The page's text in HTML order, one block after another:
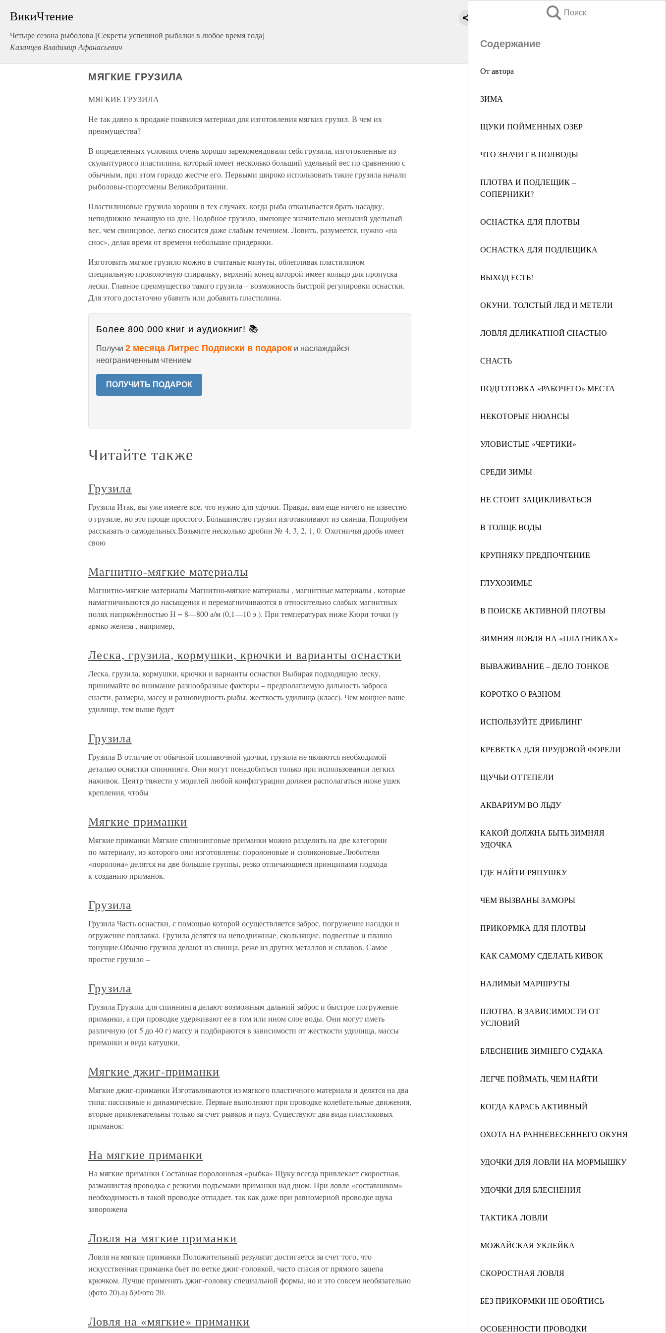
ВикиЧтение
Четыре сезона рыболова [Секреты успешной рыбалки в любое время года]
Казанцев Владимир Афанасьевич
Поиск
Содержание
От автора
ЗИМА
ЩУКИ ПОЙМЕННЫХ ОЗЕР
ЧТО ЗНАЧИТ В ПОЛВОДЫ
ПЛОТВА И ПОДЛЕЩИК –
СОПЕРНИКИ?
ОСНАСТКА ДЛЯ ПЛОТВЫ
ОСНАСТКА ДЛЯ ПОДЛЕЩИКА
ВЫХОД ЕСТЬ!
ОКУНИ. ТОЛСТЫЙ ЛЕД И МЕТЕЛИ
ЛОВЛЯ ДЕЛИКАТНОЙ СНАСТЬЮ
СНАСТЬ
ПОДГОТОВКА «РАБОЧЕГО» МЕСТА
НЕКОТОРЫЕ НЮАНСЫ
УЛОВИСТЫЕ «ЧЕРТИКИ»
СРЕДИ ЗИМЫ
НЕ СТОИТ ЗАЦИКЛИВАТЬСЯ
В ТОЛЩЕ ВОДЫ
КРУПНЯКУ ПРЕДПОЧТЕНИЕ
ГЛУХОЗИМЬЕ
В ПОИСКЕ АКТИВНОЙ ПЛОТВЫ
ЗИМНЯЯ ЛОВЛЯ НА «ПЛАТНИКАХ»
ВЫВАЖИВАНИЕ – ДЕЛО ТОНКОЕ
КОРОТКО О РАЗНОМ
ИСПОЛЬЗУЙТЕ ДРИБЛИНГ
КРЕВЕТКА ДЛЯ ПРУДОВОЙ ФОРЕЛИ
ЩУЧЬИ ОТТЕПЕЛИ
АКВАРИУМ ВО ЛЬДУ
КАКОЙ ДОЛЖНА БЫТЬ ЗИМНЯЯ
УДОЧКА
ГДЕ НАЙТИ РЯПУШКУ
ЧЕМ ВЫЗВАНЫ ЗАМОРЫ
ПРИКОРМКА ДЛЯ ПЛОТВЫ
КАК САМОМУ СДЕЛАТЬ КИВОК
НАЛИМЬИ МАРШРУТЫ
ПЛОТВА. В ЗАВИСИМОСТИ ОТ
УСЛОВИЙ
БЛЕСНЕНИЕ ЗИМНЕГО СУДАКА
ЛЕГЧЕ ПОЙМАТЬ, ЧЕМ НАЙТИ
КОГДА КАРАСЬ АКТИВНЫЙ
ОХОТА НА РАННЕВЕСЕННЕГО ОКУНЯ
УДОЧКИ ДЛЯ ЛОВЛИ НА МОРМЫШКУ
УДОЧКИ ДЛЯ БЛЕСНЕНИЯ
ТАКТИКА ЛОВЛИ
МОЖАЙСКАЯ УКЛЕЙКА
СКОРОСТНАЯ ЛОВЛЯ
БЕЗ ПРИКОРМКИ НЕ ОБОЙТИСЬ
ОСОБЕННОСТИ ПРОВОДКИ
МЯГКИЕ ГРУЗИЛА
МЯГКИЕ ГРУЗИЛА
Не так давно в продаже появился материал для изготовления мягких грузил. В чем их
преимущества?
В определенных условиях очень хорошо зарекомендовали себя грузила, изготовленные из
скульптурного пластилина, который имеет несколько больший удельный вес по сравнению с
обычным, при этом гораздо жестче его. Первыми широко использовать такие грузила начали
рыболовы-спортсмены Великобритании.
Пластилиновые грузила хороши в тех случаях, когда рыба отказывается брать насадку,
неподвижно лежащую на дне. Подобное грузило, имеющее значительно меньший удельный
вес, чем свинцовое, легко сносится даже слабым течением. Ловить, разумеется, нужно «на
снос», делая время от времени небольшие придержки.
Изготовить мягкое грузило можно в считаные минуты, облепливая пластилином
специальную проволочную спиральку, верхний конец которой имеет кольцо для пропуска
лески. Главное преимущество такого грузила – возможность быстрой регулировки оснастки.
Для этого достаточно убавить или добавить пластилина.
Более 800 000 книг и аудиокниг! 📚
Получи 2 месяца Литрес Подписки в подарок и наслаждайся
неограниченным чтением
ПОЛУЧИТЬ ПОДАРОК
Читайте также
Грузила
Грузила Итак, вы уже имеете все, что нужно для удочки. Правда, вам еще ничего не известно
о грузиле, но это проще простого. Большинство грузил изготавливают из свинца. Попробуем
рассказать о самодельных.Возьмите несколько дробин № 4, 3, 2, 1, 0. Охотничья дробь имеет
свою
Магнитно-мягкие материалы
Магнитно-мягкие материалы Магнитно-мягкие материалы , магнитные материалы , которые
намагничиваются до насыщения и перемагничиваются в относительно слабых магнитных
полях напряжённостью Н ~ 8—800 а/м (0,1—10 э ). При температурах ниже Кюри точки (у
армко-железа , например,
Леска, грузила, кормушки, крючки и варианты оснастки
Леска, грузила, кормушки, крючки и варианты оснастки Выбирая подходящую леску,
принимайте во внимание разнообразные факторы – предполагаемую дальность заброса
снасти, размеры, массу и разновидность рыбы, жесткость удилища (класс). Чем мощнее ваше
удилище, тем выше будет
Грузила
Грузила В отличие от обычной поплавочной удочки, грузила не являются необходимой
деталью оснастки спиннинга. Они могут понадобиться только при использовании легких
наживок. Центр тяжести у моделей любой конфигурации должен располагаться ниже ушек
крепления, чтобы
Мягкие приманки
Мягкие приманки Мягкие спиннинговые приманки можно разделить на две категории
по материалу, из которого они изготовлены: поролоновые и силиконовые.Любители
«поролона» делятся на две большие группы, резко отличающиеся принципами подхода
к созданию приманок.
Грузила
Грузила Часть оснастки, с помощью которой осуществляется заброс, погружение насадки и
огружение поплавка. Грузила делятся на неподвижные, скользящие, подвесные и плавно
тонущие.Обычно грузила делают из свинца, реже из других металлов и сплавов. Самое
простое грузило –
Грузила
Грузила Грузила для спиннинга делают возможным дальний заброс и быстрое погружение
приманки, а при проводке удерживают ее в том или ином слое воды. Они могут иметь
различную (от 5 до 40 г) массу и подбираются в зависимости от жесткости удилища, массы
приманки и вида катушки,
Мягкие джиг-приманки
Мягкие джиг-приманки Изготавливаются из мягкого пластичного материала и делятся на два
типа: пассивные и динамические. Первые выполняют при проводке колебательные движения,
вторые привлекательны только за счет рывков и пауз. Существуют два вида пластиковых
приманок:
На мягкие приманки
На мягкие приманки Составная поролоновая «рыбка» Щуку всегда привлекает скоростная,
размашистая проводка с резкими подъемами приманки над дном. При ловле «составником»
необходимость в такой проводке отпадает, так как даже при равномерной проводке щука
заворожена
Ловля на мягкие приманки
Ловля на мягкие приманки Положительный результат достигается за счет того, что
искусственная приманка бьет по ветке джиг-головкой, часто спасая от прямого зацепа
крючком. Лучше применять джиг-головку специальной формы, но и это совсем необязательно
(фото 20).а) б)Фото 20.
Ловля на «мягкие» приманки